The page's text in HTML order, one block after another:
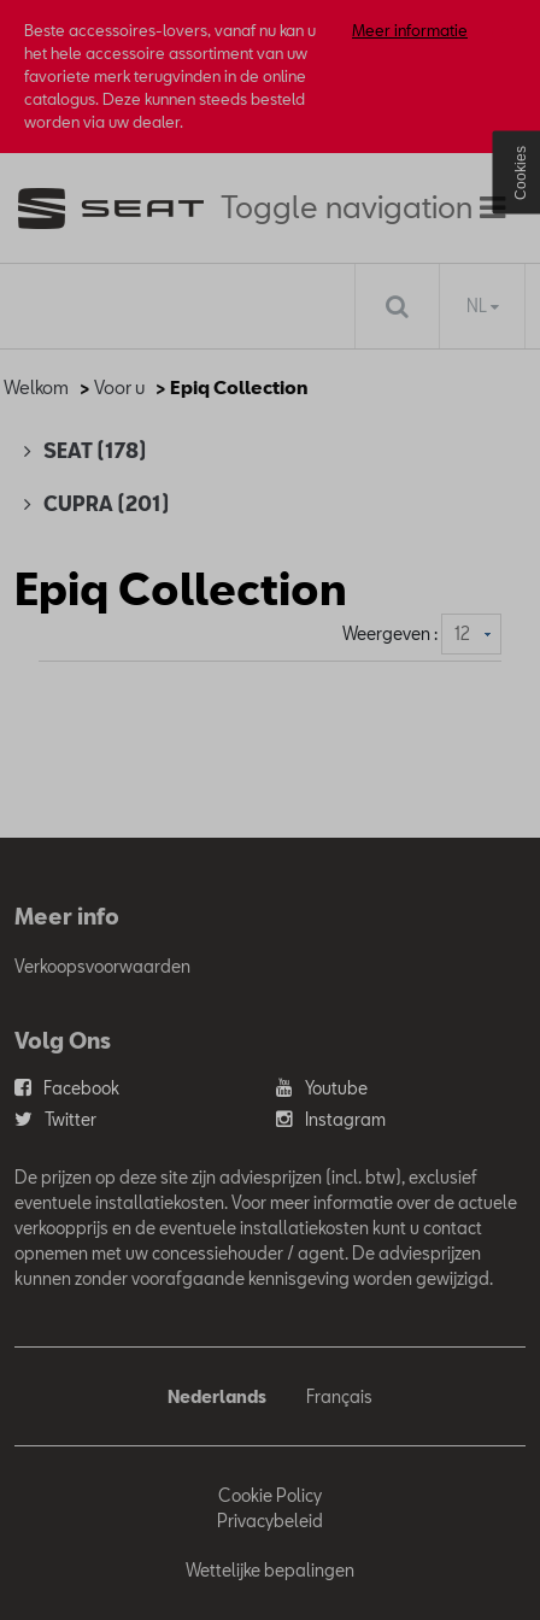
Beste accessoires-lovers, vanaf nu kan u
het hele accessoire assortiment van uw
favoriete merk terugvinden in de online
catalogus. Deze kunnen steeds besteld
worden via uw dealer.
Meer informatie
Toggle navigation
NL
Welkom > Voor u > Epiq Collection
SEAT (178)
CUPRA (201)
Epiq Collection
Weergeven :
Meer info
Verkoopsvoorwaarden
Volg Ons
Facebook
Youtube
Twitter
Instagram
De prijzen op deze site zijn adviesprijzen (incl. btw), exclusief
eventuele installatiekosten. Voor meer informatie over de actuele
verkoopprijs en de eventuele installatiekosten kunt u contact
opnemen met uw concessiehouder / agent. De adviesprijzen
kunnen zonder voorafgaande kennisgeving worden gewijzigd.
Wettelijke bepalingen
Cookie Policy
Privacybeleid
Nederlands Français
Cookies